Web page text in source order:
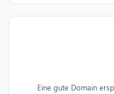
Eine gute Domain